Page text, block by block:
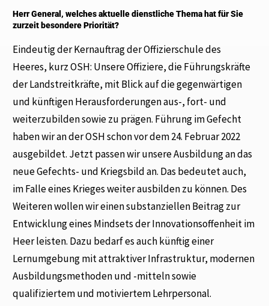
Herr General, welches aktuelle dienstliche Thema hat für Sie
zurzeit besondere Priorität?
Eindeutig der Kernauftrag der Offizierschule des
Heeres, kurz OSH: Unsere Offiziere, die Führungskräfte
der Landstreitkräfte, mit Blick auf die gegenwärtigen
und künftigen Herausforderungen aus-, fort- und
weiterzubilden sowie zu prägen. Führung im Gefecht
haben wir an der OSH schon vor dem 24. Februar 2022
ausgebildet. Jetzt passen wir unsere Ausbildung an das
neue Gefechts- und Kriegsbild an. Das bedeutet auch,
im Falle eines Krieges weiter ausbilden zu können. Des
Weiteren wollen wir einen substanziellen Beitrag zur
Entwicklung eines Mindsets der Innovationsoffenheit im
Heer leisten. Dazu bedarf es auch künftig einer
Lernumgebung mit attraktiver Infrastruktur, modernen
Ausbildungsmethoden und -mitteln sowie
qualifiziertem und motiviertem Lehrpersonal.